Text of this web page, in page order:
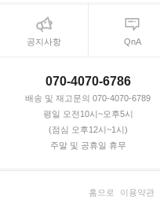
공지사항 QnA
070-4070-6786
배송 및 재고문의 070-4070-6789
평일 오전10시~오후5시
(점심 오후12시~1시)
주말 및 공휴일 휴무
홈으로 이용약관